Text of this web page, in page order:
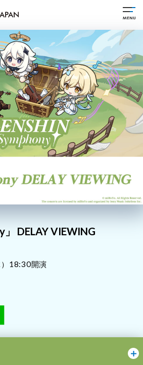
」 DELAY VIEWING
18:30開演